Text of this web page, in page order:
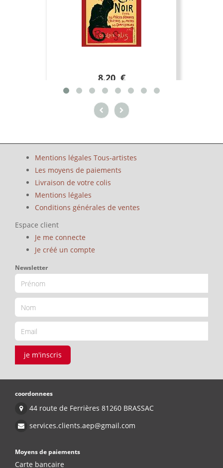
8.20 €
Mentions légales Tous-artistes
Les moyens de paiements
Livraison de votre colis
Mentions légales
Conditions générales de ventes
Espace client
Je me connecte
Je créé un compte
Newsletter
je m'inscris
coordonnees
44 route de Ferrières 81260 BRASSAC
services.clients.aep@gmail.com
Moyens de paiements
Carte bancaire